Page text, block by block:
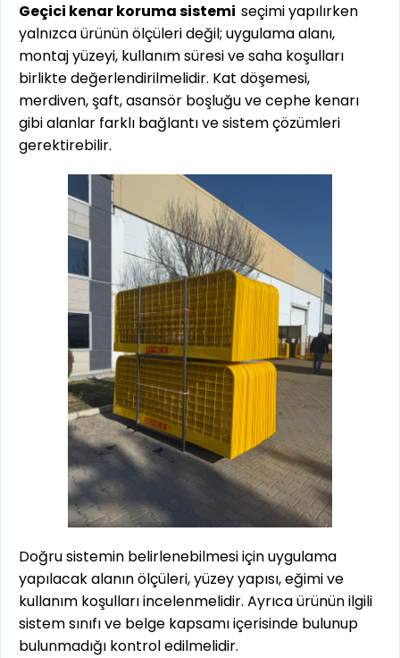
Geçici kenar koruma sistemi seçimi yapılırken
yalnızca ürünün ölçüleri değil; uygulama alanı,
montaj yüzeyi, kullanım süresi ve saha koşulları
birlikte değerlendirilmelidir. Kat döşemesi,
merdiven, şaft, asansör boşluğu ve cephe kenarı
gibi alanlar farklı bağlantı ve sistem çözümleri
gerektirebilir.
Doğru sistemin belirlenebilmesi için uygulama
yapılacak alanın ölçüleri, yüzey yapısı, eğimi ve
kullanım koşulları incelenmelidir. Ayrıca ürünün ilgili
sistem sınıfı ve belge kapsamı içerisinde bulunup
bulunmadığı kontrol edilmelidir.